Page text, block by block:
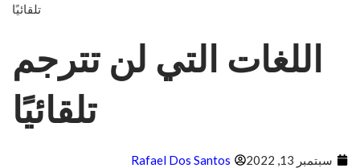
تلقائيًا
اللغات التي لن تترجم
تلقائيًا
سبتمبر 13, 2022
Rafael Dos Santos